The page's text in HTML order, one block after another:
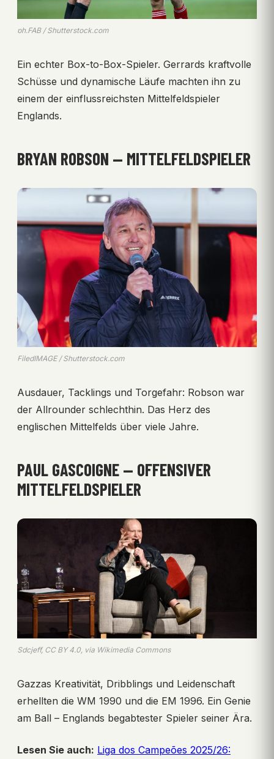
ph.FAB / Shutterstock.com
Ein echter Box-to-Box-Spieler. Gerrards kraftvolle
Schüsse und dynamische Läufe machten ihn zu
einem der einflussreichsten Mittelfeldspieler
Englands.
BRYAN ROBSON — MITTELFELDSPIELER
FiledIMAGE / Shutterstock.com
Ausdauer, Tacklings und Torgefahr: Robson war
der Allrounder schlechthin. Das Herz des
englischen Mittelfelds über viele Jahre.
PAUL GASCOIGNE — OFFENSIVER
MITTELFELDSPIELER
Sdcjeff, CC BY 4.0, via Wikimedia Commons
Gazzas Kreativität, Dribblings und Leidenschaft
erhellten die WM 1990 und die EM 1996. Ein Genie
am Ball – Englands begabtester Spieler seiner Ära.
Lesen Sie auch: Liga dos Campeões 2025/26: